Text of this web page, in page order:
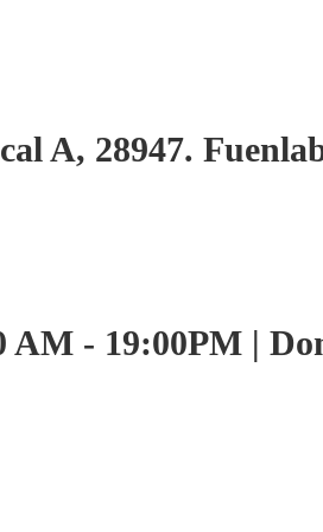
A, 28947.
AM - 19:00PM |